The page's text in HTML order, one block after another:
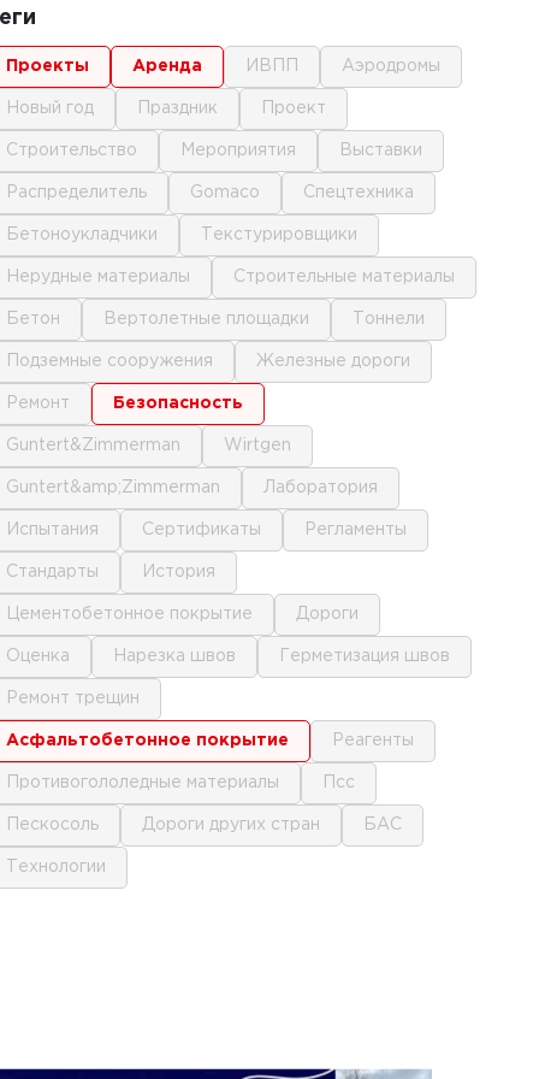
проекты аренда ИВПП аэродромы
новый год праздник проект
строительство мероприятия выставки
распределитель gomaco спецтехника
бетоноукладчики текстурировщики
нерудные материалы строительные материалы
бетон вертолетные площадки тоннели
подземные сооружения железные дороги
ремонт безопасность
Guntert&Zimmerman Wirtgen
Guntert&amp;Zimmerman лаборатория
испытания сертификаты регламенты
стандарты история
цементобетонное покрытие дороги
оценка нарезка швов герметизация швов
ремонт трещин
асфальтобетонное покрытие реагенты
противогололедные материалы псс
пескосоль дороги других стран БАС
технологии